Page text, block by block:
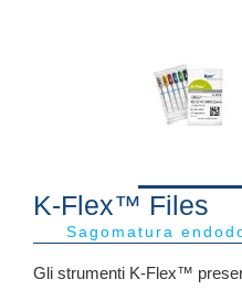
K-Flex™ Files
Sagomatura
Gli strumenti K-Flex™